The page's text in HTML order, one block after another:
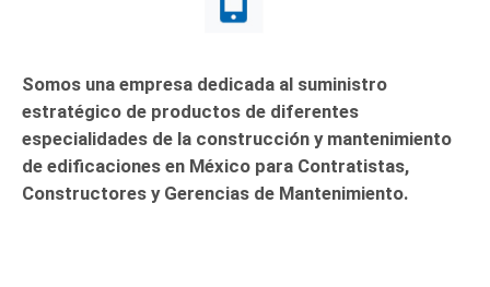
Somos una empresa dedicada al suministro
estratégico de productos de diferentes
especialidades de la construcción y mantenimiento
de edificaciones en México para Contratistas,
Constructores y Gerencias de Mantenimiento.